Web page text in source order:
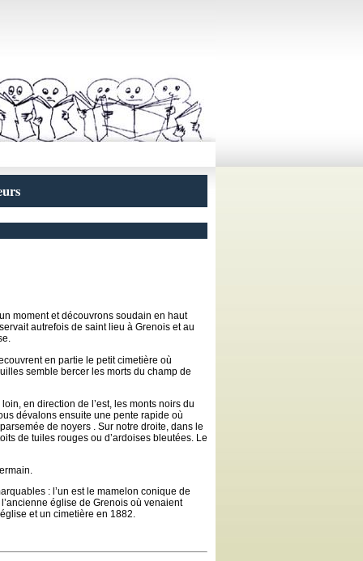
moment et découvrons soudain en haut
autrefois de saint lieu à Grenois et au
en partie le petit cimetière où
semble bercer les morts du champ de
en direction de l’est, les monts noirs du
dévalons ensuite une pente rapide où
de noyers . Sur notre droite, dans le
de tuiles rouges ou d’ardoises bleutées. Le
: l’un est le mamelon conique de
église de Grenois où venaient
et un cimetière en 1882.